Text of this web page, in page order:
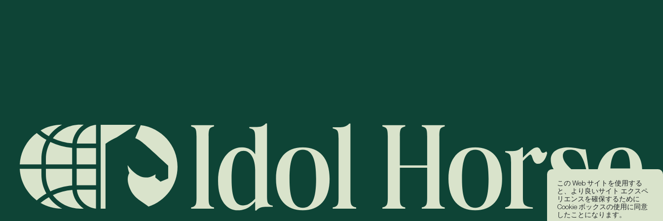
この Web サイトを使用する
と、より良いサイト エクスペ
リエンスを確保するために
Cookie ボックスの使用に同意
したことになります。